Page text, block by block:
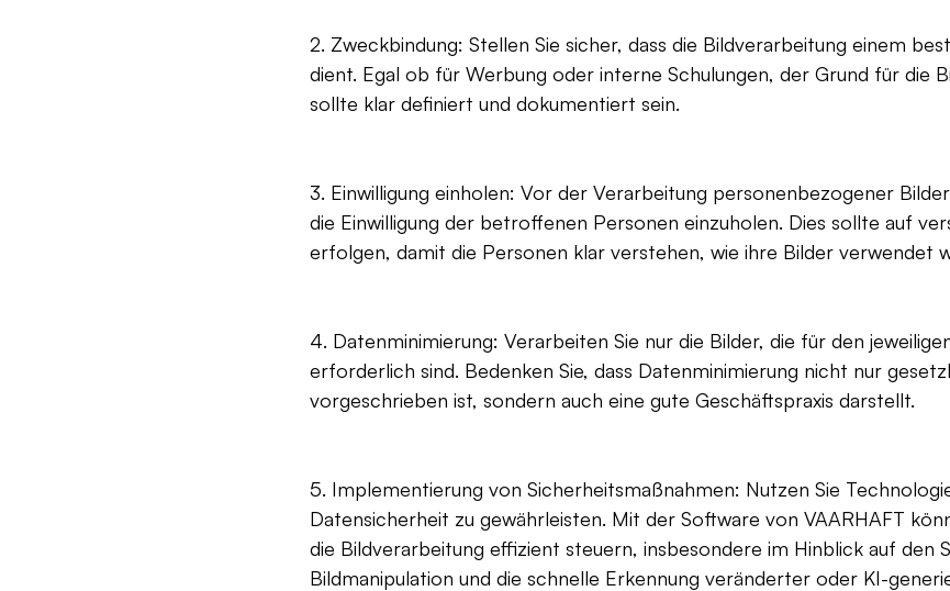
2. Zweckbindung: Stellen Sie sicher, dass die Bildverarbeitung einem
dient. Egal ob für Werbung oder interne Schulungen, der Grund für die
sollte klar definiert und dokumentiert sein.
3. Einwilligung einholen: Vor der Verarbeitung personenbezogener
die Einwilligung der betroffenen Personen einzuholen. Dies sollte auf
erfolgen, damit die Personen klar verstehen, wie ihre Bilder verwendet
4. Datenminimierung: Verarbeiten Sie nur die Bilder, die für den
erforderlich sind. Bedenken Sie, dass Datenminimierung nicht nur
vorgeschrieben ist, sondern auch eine gute Geschäftspraxis darstellt.
5. Implementierung von Sicherheitsmaßnahmen: Nutzen Sie
Datensicherheit zu gewährleisten. Mit der Software von VAARHAFT
die Bildverarbeitung effizient steuern, insbesondere im Hinblick auf den
Bildmanipulation und die schnelle Erkennung veränderter oder KI-